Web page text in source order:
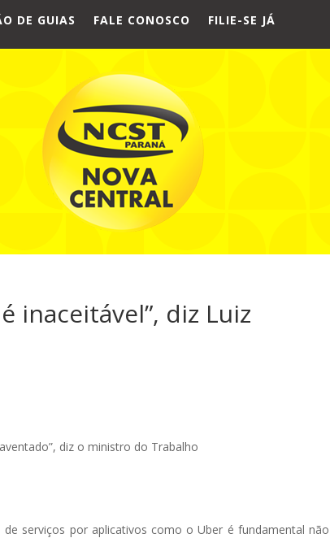
DE GUIAS FALE CONOSCO FILIE-SE JÁ
inaceitável”, diz Luiz
diz o ministro do Trabalho
serviços por aplicativos como o Uber é fundamental não